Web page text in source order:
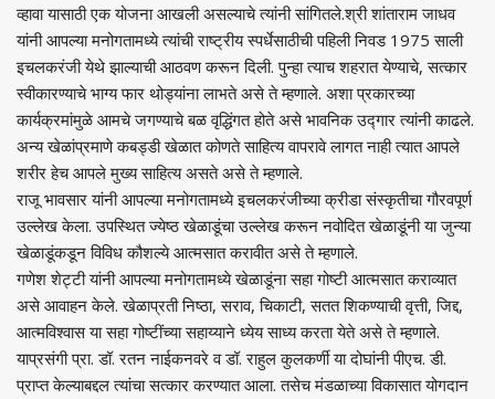
व्हावा यासाठी एक योजना आखली असल्याचे त्यांनी सांगितले.श्री शांताराम जाधव
यांनी आपल्या मनोगतामध्ये त्यांची राष्ट्रीय स्पर्धेसाठीची पहिली निवड 1975 साली
इचलकरंजी येथे झाल्याची आठवण करून दिली. पुन्हा त्याच शहरात येण्याचे, सत्कार
स्वीकारण्याचे भाग्य फार थोड्यांना लाभते असे ते म्हणाले. अशा प्रकारच्या
कार्यक्रमांमुळे आमचे जगण्याचे बळ वृद्धिंगत होते असे भावनिक उद्गार त्यांनी काढले.
अन्य खेळांप्रमाणे कबड्डी खेळात कोणते साहित्य वापरावे लागत नाही त्यात आपले
शरीर हेच आपले मुख्य साहित्य असते असे ते म्हणाले.
राजू भावसार यांनी आपल्या मनोगतामध्ये इचलकरंजीच्या क्रीडा संस्कृतीचा गौरवपूर्ण
उल्लेख केला. उपस्थित ज्येष्ठ खेळाडूंचा उल्लेख करून नवोदित खेळाडूंनी या जुन्या
खेळाडूंकडून विविध कौशल्ये आत्मसात करावीत असे ते म्हणाले.
गणेश शेट्टी यांनी आपल्या मनोगतामध्ये खेळाडूंना सहा गोष्टी आत्मसात कराव्यात
असे आवाहन केले. खेळाप्रती निष्ठा, सराव, चिकाटी, सतत शिकण्याची वृत्ती, जिद्द,
आत्मविश्वास या सहा गोष्टींच्या सहाय्याने ध्येय साध्य करता येते असे ते म्हणाले.
याप्रसंगी प्रा. डॉ. रतन नाईकनवरे व डॉ. राहुल कुलकर्णी या दोघांनी पीएच. डी.
प्राप्त केल्याबद्दल त्यांचा सत्कार करण्यात आला. तसेच मंडळाच्या विकासात योगदान